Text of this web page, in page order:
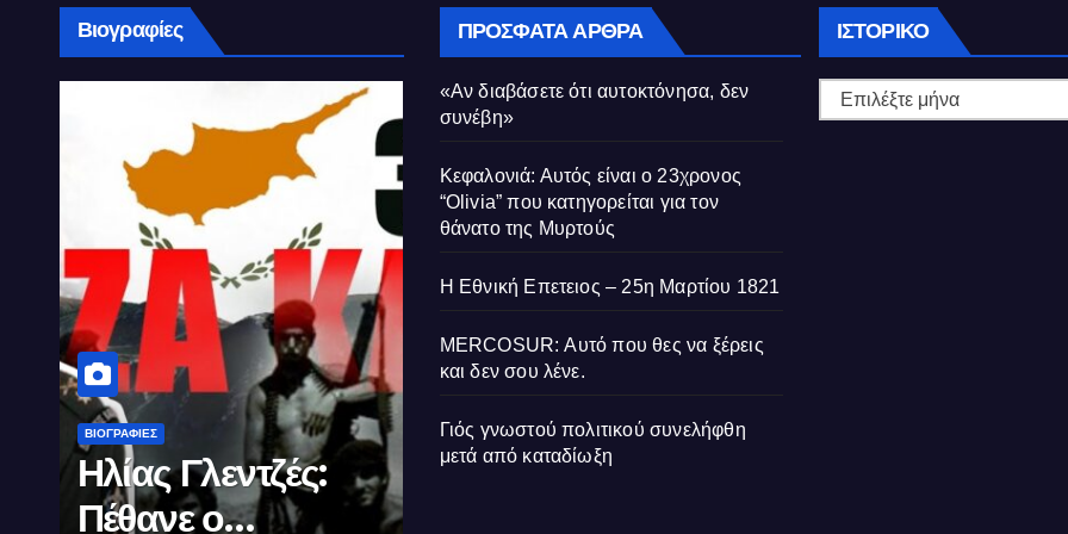
Βιογραφίες
ΒΙΟΓΡΑΦΊΕΣ
Μέγας
Αλέξανδρος: Ο
ΒΙΟΓΡΑΦΊΕΣ
Σαν σήμερα
ΠΡΌΣΦΑΤΑ ΆΡΘΡΑ
«Αν διαβάσετε ότι αυτοκτόνησα, δεν
συνέβη»
Κεφαλονιά: Αυτός είναι ο 23χρονος
“Olivia” που κατηγορείται για τον
θάνατο της Μυρτούς
Η Εθνική Επετειος – 25η Μαρτίου 1821
MERCOSUR: Αυτό που θες να ξέρεις
και δεν σου λένε.
Γιός γνωστού πολιτικού συνελήφθη
μετά από καταδίωξη
ΙΣΤΟΡΙΚΌ Ιστορικό
ΔΙΑΚΡΊΣΕΙΣ
Ορκίστηκαν